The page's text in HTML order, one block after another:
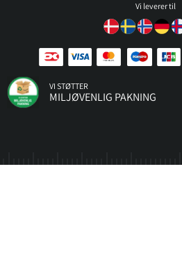
Vi leverer til
VI STØTTER
MILJØVENLIG PAKNING